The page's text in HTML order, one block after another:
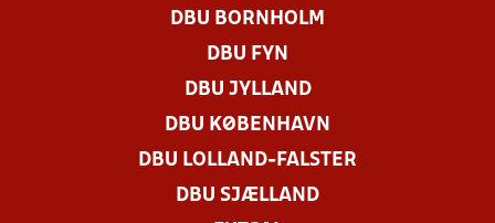
DBU BORNHOLM
DBU FYN
DBU JYLLAND
DBU KØBENHAVN
DBU LOLLAND-FALSTER
DBU SJÆLLAND